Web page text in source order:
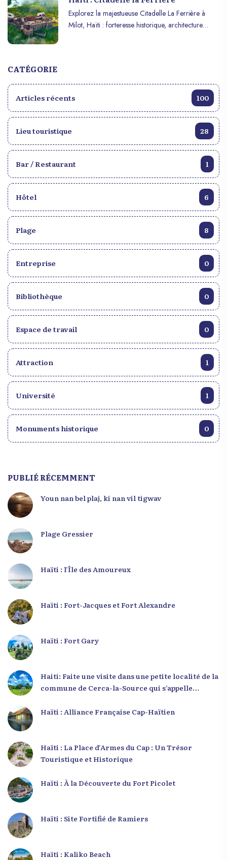
Explorez la majestueuse Citadelle La Ferrière à
Milot, Haïti : forteresse historique, architecture
CATÉGORIE
Articles récents 100
Lieu touristique 28
Bar / Restaurant 1
Hôtel 6
Plage 8
Entreprise 0
Bibliothèque 0
Espace de travail 0
Attraction 1
Université 1
Monuments historique 0
PUBLIÉ RÉCEMMENT
Youn nan bel plaj, ki nan vil tigwav
Plage Gressier
Haïti : l’Île des Amoureux
Haïti : Fort-Jacques et Fort Alexandre
Haïti : Fort Gary
Haiti: Faite une visite dans une petite localité de la
commune de Cerca-la-Source qui s’appelle
Haïti : Alliance Française Cap-Haïtien
Haïti : La Place d’Armes du Cap : Un Trésor
Touristique et Historique
Haïti : À la Découverte du Fort Picolet
Haïti : Site Fortifié de Ramiers
Haïti : Kaliko Beach